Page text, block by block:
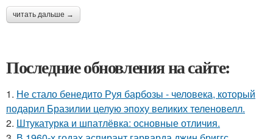
читать дальше →
Последние обновления на сайте:
1. Не стало бенедито Руя барбозы - человека, который
подарил Бразилии целую эпоху великих теленовелл.
2. Штукатурка и шпатлёвка: основные отличия.